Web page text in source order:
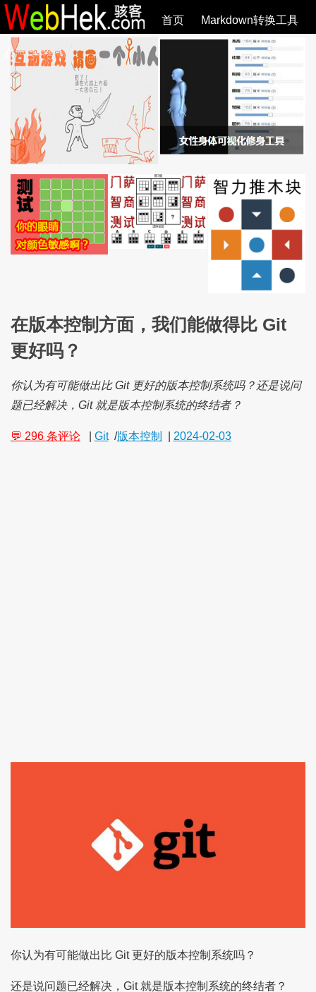
首页 Markdown转换工具
必观作品 SVG教程 SVG手册 全部文章
在版本控制方面，我们能做得比 Git
更好吗？
你认为有可能做出比 Git 更好的版本控制系统吗？还是说问
题已经解决，Git 就是版本控制系统的终结者？
💬 296 条评论 Git /版本控制 2024-02-03
你认为有可能做出比 Git 更好的版本控制系统吗？
还是说问题已经解决，Git 就是版本控制系统的终结者？